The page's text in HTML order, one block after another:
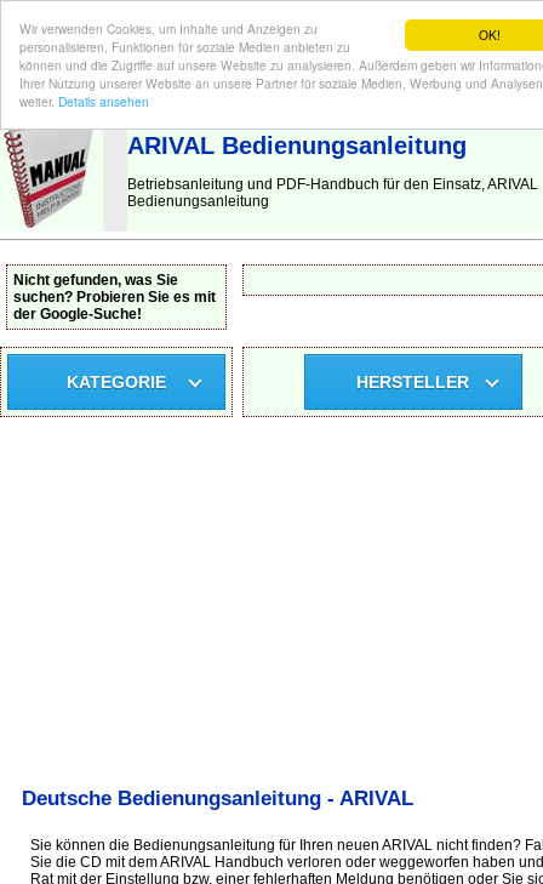
OK!
Wir verwenden Cookies, um Inhalte und Anzeigen zu
personalisieren, Funktionen für soziale Medien anbieten zu
können und die Zugriffe auf unsere Website zu analysieren. Außerdem geben wir
Ihrer Nutzung unserer Website an unsere Partner für soziale Medien, Werbung und Analysen
weiter. Details ansehen
BEDIENUNGSANLEITUNG | Hier finden Sie die deutsche Anleitung!
ARIVAL Bedienungsanleitung
Betriebsanleitung und PDF-Handbuch für den Einsatz, ARIVAL
Bedienungsanleitung
Nicht gefunden, was Sie
suchen? Probieren Sie es mit
der Google-Suche!
KATEGORIE HERSTELLER
Deutsche Bedienungsanleitung - ARIVAL
Sie können die Bedienungsanleitung für Ihren neuen ARIVAL nicht finden?
Sie die CD mit dem ARIVAL Handbuch verloren oder weggeworfen haben und
Rat mit der Einstellung bzw. einer fehlerhaften Meldung benötigen oder Sie